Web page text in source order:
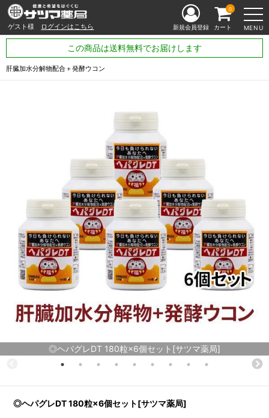
ゲスト様 ログインはこちら MENU
新規会員登録 カート
0
この商品は送料無料でお届けします
肝臓加水分解物配合＋発酵ウコン
◎ヘパグレDT 180粒×6個セット[サツマ薬局]
◎ヘパグレDT 180粒×6個セット[サツマ薬局]